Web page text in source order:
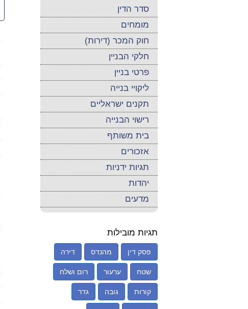
סדר הדין
מומחים
חוק המכר (דירות)
חלקי הבניין
פרטי בניין
ליקויי בנייה
תקנים ישראליים
רישוי הבנייה
בית משותף
אזכורים
תגיות ידניות
יהדות
מדעים
תגיות מובילות
פסק דין מהנדס דירה
שטח ערעור רום ושלח
קורות גובה גדר